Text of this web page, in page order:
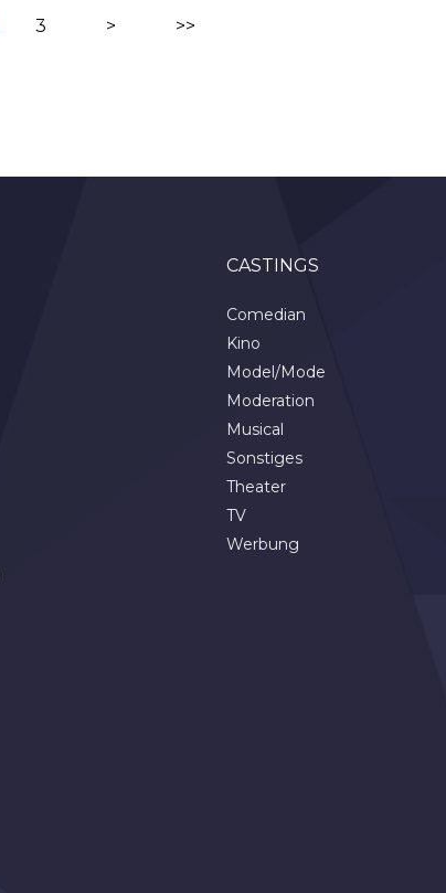
3 > >>
CASTINGS
Comedian
Kino
Model/Mode
Moderation
Musical
Sonstiges
Theater
TV
Werbung